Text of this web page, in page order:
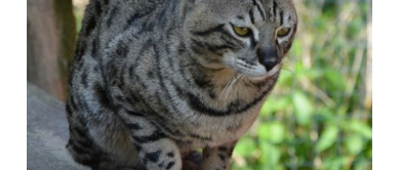
(+420)776622547
renata.ales@seznam.cz
Čeština English Deutsch
Update cookies preferences
© 2026 eStránky.cz
|RSS